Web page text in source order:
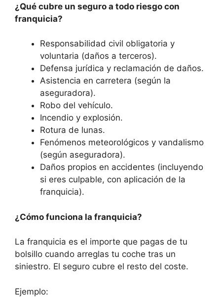
¿Qué cubre un seguro a todo riesgo con
franquicia?
Responsabilidad civil obligatoria y
voluntaria (daños a terceros).
Defensa jurídica y reclamación de daños.
Asistencia en carretera (según la
aseguradora).
Robo del vehículo.
Incendio y explosión.
Rotura de lunas.
Fenómenos meteorológicos y vandalismo
(según aseguradora).
Daños propios en accidentes (incluyendo
si eres culpable, con aplicación de la
franquicia).
¿Cómo funciona la franquicia?
La franquicia es el importe que pagas de tu
bolsillo cuando arreglas tu coche tras un
siniestro. El seguro cubre el resto del coste.
Ejemplo: